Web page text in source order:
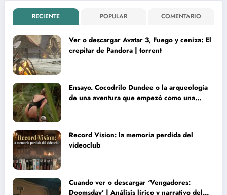
RECIENTE POPULAR COMENTARIO
Ver o descargar Avatar 3, Fuego y ceniza: El
crepitar de Pandora | torrent
Ensayo. Cocodrilo Dundee o la arqueología
de una aventura que empezó como una
Record Vision: la memoria perdida del
videoclub
Cuando ver o descargar ‘Vengadores:
Doomsday’ | Análisis lírico y narrativo del